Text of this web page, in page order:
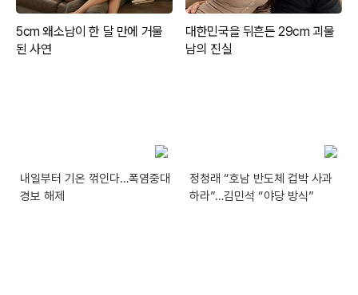
내일부터 기온 꺾인다…폭염중대
경보 해제
정청래 “호남 반도체 겁박 사과
하라”…김민석 “야당 방식”